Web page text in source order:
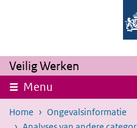
Overslaan en naar de inhoud gaan
Veilig Werken
Menu
Home
Ongevalsinformatie